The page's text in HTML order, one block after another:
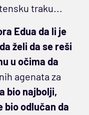
traku...
Edua da li je
želi da se reši
u očima da
agenata za
bio najbolji,
bio odlučan da